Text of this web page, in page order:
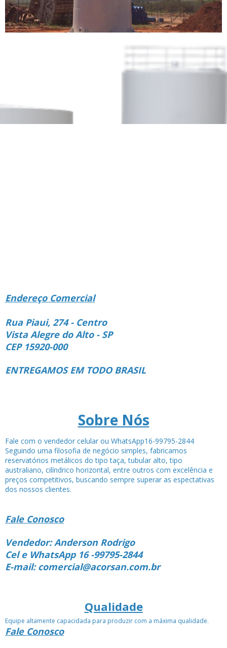
Endereço Comercial
Rua Piaui, 274 - Centro
Vista Alegre do Alto - SP
CEP 15920-000
ENTREGAMOS EM TODO BRASIL
Sobre Nós
Fale com o vendedor celular ou WhatsApp16-99795-2844
Seguindo uma filosofia de negócio simples, fabricamos
reservatórios metálicos do tipo taça, tubular alto, tipo
australiano, cilíndrico horizontal, entre outros com excelência e
preços competitivos, buscando sempre superar as espectativas
dos nossos clientes.
Fale Conosco
Vendedor: Anderson Rodrigo
Cel e WhatsApp 16 -99795-2844
E-mail: comercial@acorsan.com.br
Qualidade
Equipe altamente capacidada para produzir com a máxima qualidade.
Fale Conosco